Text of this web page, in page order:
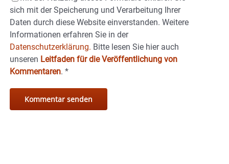
sich mit der Speicherung und Verarbeitung Ihrer
Daten durch diese Website einverstanden. Weitere
Informationen erfahren Sie in der
Datenschutzerklärung. Bitte lesen Sie hier auch
unseren Leitfaden für die Veröffentlichung von
Kommentaren. *